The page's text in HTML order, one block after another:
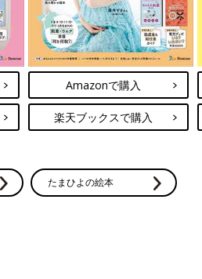
Amazonで購入
楽天ブックスで購入
たまひよの絵本